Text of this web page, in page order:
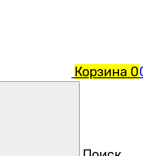
Корзина 0